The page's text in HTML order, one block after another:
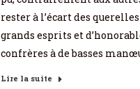
rester à l’écart des querelles
grands esprits et
confrères à de basses
Lire la suite